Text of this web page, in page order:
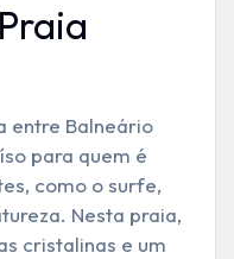
entre Balneário
para quem é
como o surfe,
Nesta praia,
cristalinas e um